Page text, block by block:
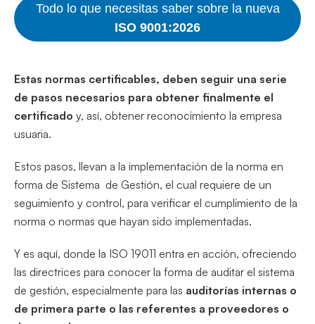
Todo lo que necesitas saber sobre la nueva
ISO 9001:2026
Estas normas certificables, deben seguir una serie
de pasos necesarios para obtener finalmente el
certificado y, así, obtener reconocimiento la empresa
usuaria.
Estos pasos, llevan a la implementación de la norma en
forma de Sistema de Gestión, el cual requiere de un
seguimiento y control, para verificar el cumplimiento de la
norma o normas que hayan sido implementadas.
Y es aquí, donde la ISO 19011 entra en acción, ofreciendo
las directrices para conocer la forma de auditar el sistema
de gestión, especialmente para las auditorías internas o
de primera parte o las referentes a proveedores o